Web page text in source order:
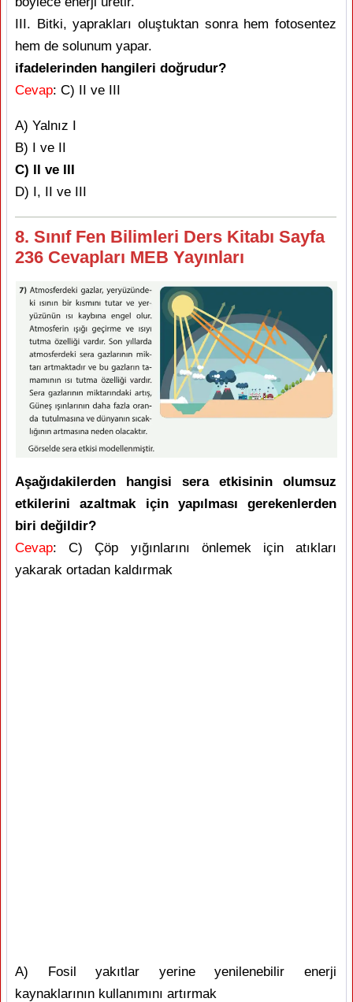
III. Bitki, yaprakları oluştuktan sonra hem fotosentez
hem de solunum yapar.
ifadelerinden hangileri doğrudur?
Cevap: C) II ve III
A) Yalnız I
B) I ve II
C) II ve III
D) I, II ve III
8. Sınıf Fen Bilimleri Ders Kitabı Sayfa
236 Cevapları MEB Yayınları
Aşağıdakilerden hangisi sera etkisinin olumsuz
etkilerini azaltmak için yapılması gerekenlerden
biri değildir?
Cevap: C) Çöp yığınlarını önlemek için atıkları
yakarak ortadan kaldırmak
A) Fosil yakıtlar yerine yenilenebilir enerji
kaynaklarının kullanımını artırmak